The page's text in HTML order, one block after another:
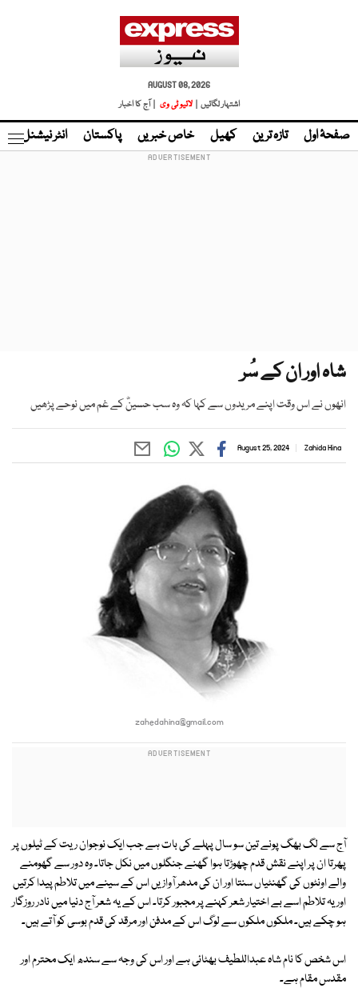
AUGUST 08, 2026
اشتہار لگائیں |
لائیو ٹی وی | آج کا اخبار
صفحۂ اول تازہ ترین کھیل خاص خبریں پاکستان انٹر نیشنل
شاہ اور ان کے سُر
انھوں نے اس وقت اپنے مریدوں سے کہا کہ وہ سب حسینؓ کے غم میں نوحے پڑھیں
Zahida Hina
August 25, 2024
zahedahina@gmail.com
آج سے لگ بھگ پونے تین سو سال پہلے کی بات ہے جب ایک نوجوان ریت کے ٹیلوں پر
پھرتا ان پر اپنے نقش قدم چھوڑتا ہوا گھنے جنگلوں میں نکل جاتا۔ وہ دور سے گھومنے
والے اونٹوں کی گھنٹیاں سنتا اور ان کی مدھر آوازیں اس کے سینے میں تلاطم پیدا کرتیں
اور یہ تلاطم اسے بے اختیار شعر کہنے پر مجبور کرتا۔ اس کے یہ شعر آج دنیا میں نادر روزگار
ہو چکے ہیں۔ ملکوں ملکوں سے لوگ اس کے مدفن اور مرقد کی قدم بوسی کو آتے ہیں۔
اس شخص کا نام شاہ عبداللطیف بھٹائی ہے اور اس کی وجہ سے سندھ ایک محترم اور
مقدس مقام ہے۔